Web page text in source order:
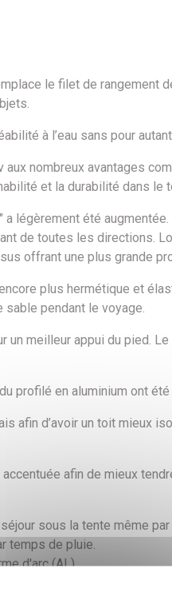
le filet de rangement
à l’eau sans pour
nombreux avantages
et la durabilité dans le
a légèrement été
de toutes les directions.
offrant une plus grande
plus hermétique et
pendant le voyage.
un meilleur appui du pied.
profilé en aluminium ont
afin d’avoir un toit mieux
afin de mieux
sous la tente même
temps de pluie.
d'arc (AL)